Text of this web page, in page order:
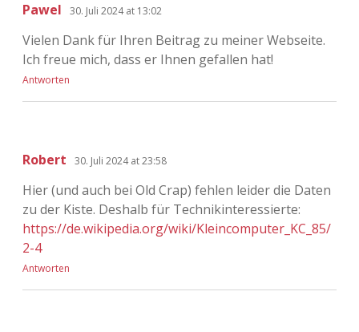
Pawel 30. Juli 2024 at 13:02
Vielen Dank für Ihren Beitrag zu meiner Webseite.
Ich freue mich, dass er Ihnen gefallen hat!
Antworten
Robert 30. Juli 2024 at 23:58
Hier (und auch bei Old Crap) fehlen leider die Daten
zu der Kiste. Deshalb für Technikinteressierte:
https://de.wikipedia.org/wiki/Kleincomputer_KC_85/
2-4
Antworten